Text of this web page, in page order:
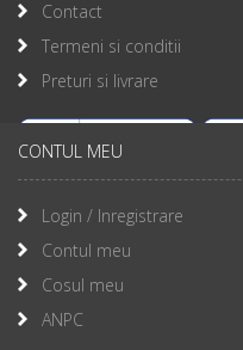
Contact
Termeni si conditii
Preturi si livrare
CONTUL MEU
Login / Inregistrare
Contul meu
Cosul meu
ANPC